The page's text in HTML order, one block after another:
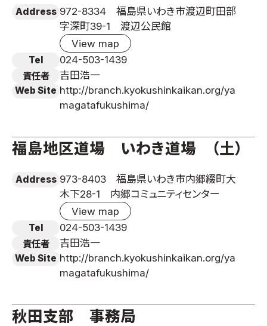
Address 972-8334 福島県いわき市渡辺町田部
字深町39-1 渡辺公民館
View map
Tel 024-503-1439
責任者 吉田浩一
Web Site http://branch.kyokushinkaikan.org/ya
magatafukushima/
福島地区道場 いわき道場 （土）
Address 973-8403 福島県いわき市内郷綴町大
木下28-1 内郷コミュニティセンター
View map
Tel 024-503-1439
責任者 吉田浩一
Web Site http://branch.kyokushinkaikan.org/ya
magatafukushima/
秋田支部 事務局